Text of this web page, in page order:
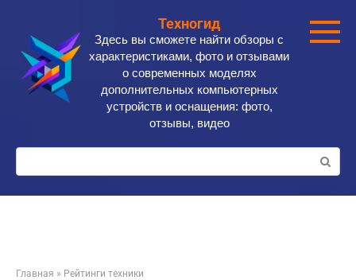
контенту
Техногид
Здесь вы сможете найти обзоры с
характеристиками, фото и отзывами
о современных моделях
дополнительных компьютерных
устройств и оснащения: фото,
отзывы, видео
Поиск:
Главная » Рейтинги техники